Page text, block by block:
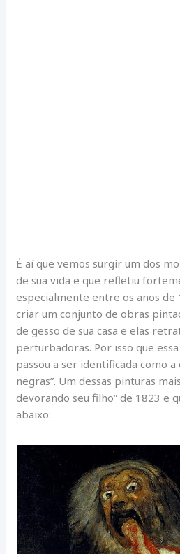
É aí que vemos surgir um dos
de sua vida e que refletiu
especialmente entre os anos de
criar um conjunto de obras
de gesso de sua casa e elas
perturbadoras. Por isso que
passou a ser identificada como a
negras”. Um dessas pinturas
devorando seu filho” de 1823 e
abaixo: